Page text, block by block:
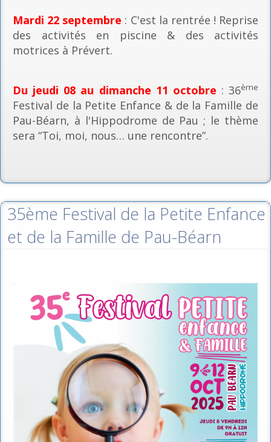
Mardi 22 septembre : C'est la rentrée ! Reprise
des activités en piscine & des activités
motrices à Prévert.
Du jeudi 08 au dimanche 11 octobre : 36ème
Festival de la Petite Enfance & de la Famille de
Pau-Béarn, à l'Hippodrome de Pau ; le thème
sera “Toi, moi, nous… une rencontre”.
35ème Festival de la Petite Enfance
et de la Famille de Pau-Béarn